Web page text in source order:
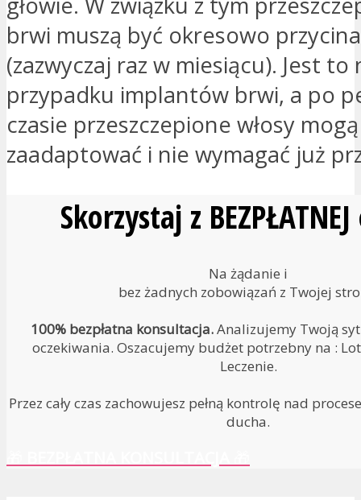
brwi muszą być okresowo
(zazwyczaj raz w miesiącu). Jest
przypadku implantów brwi, a po
czasie przeszczepione włosy
zaadaptować i nie wymagać już
Skorzystaj z
Na żądanie i
bez żadnych zobowiązań z Twojej
100% bezpłatna konsultacja.Analizujemy Twoją
oczekiwania. Oszacujemy budżet potrzebny na :
Leczenie.
Przez cały czas zachowujesz pełną kontrolę nad
ducha.